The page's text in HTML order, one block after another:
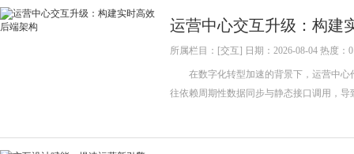
运营中心交互升级：构建
所属栏目：[交互] 日期：2026-08-04 热度：0
在数字化转型加速的背景下，运营中心
往依赖周期性数据同步与静态接口调用，